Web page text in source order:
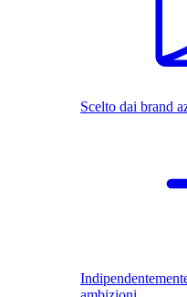
Scelto dai brand